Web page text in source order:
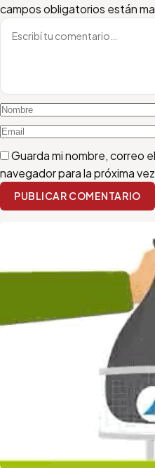
campos obligatorios están
Guarda mi nombre, correo
navegador para la próxima
PUBLICAR COMENTARIO